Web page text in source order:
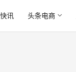
快讯 头条电商